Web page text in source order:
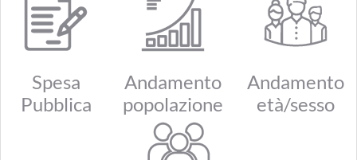
Spesa
Pubblica
Andamento
popolazione
Andamento
età/sesso